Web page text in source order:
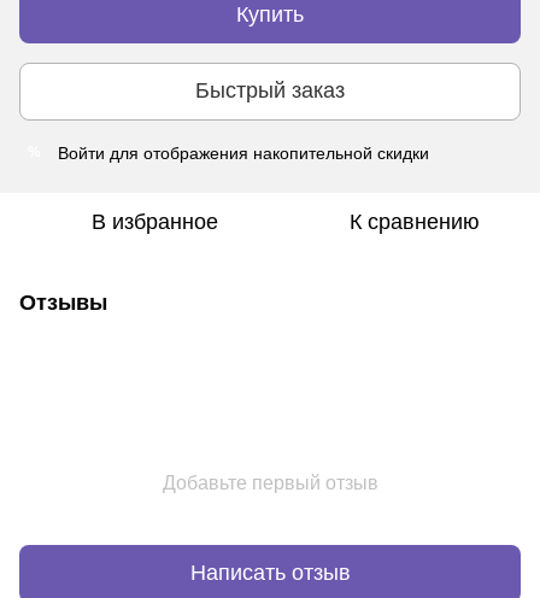
Купить
Быстрый заказ
Войти для отображения накопительной скидки
В избранное К сравнению
Отзывы
Добавьте первый отзыв
Написать отзыв